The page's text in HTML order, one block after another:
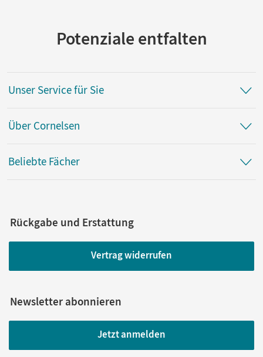
Potenziale entfalten
Unser Service für Sie
Über Cornelsen
Beliebte Fächer
Rückgabe und Erstattung
Vertrag widerrufen
Newsletter abonnieren
Jetzt anmelden